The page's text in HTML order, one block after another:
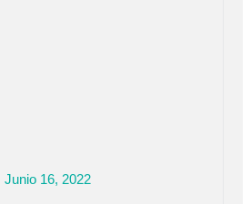
Junio 16, 2022